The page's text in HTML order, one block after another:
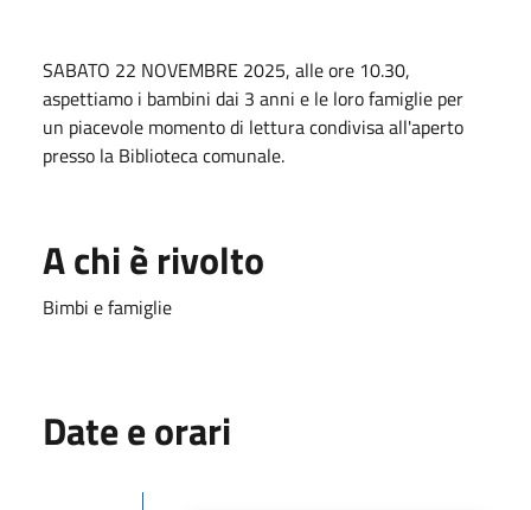
SABATO 22 NOVEMBRE 2025, alle ore 10.30,
aspettiamo i bambini dai 3 anni e le loro famiglie per
un piacevole momento di lettura condivisa all'aperto
presso la Biblioteca comunale.
A chi è rivolto
Bimbi e famiglie
Date e orari